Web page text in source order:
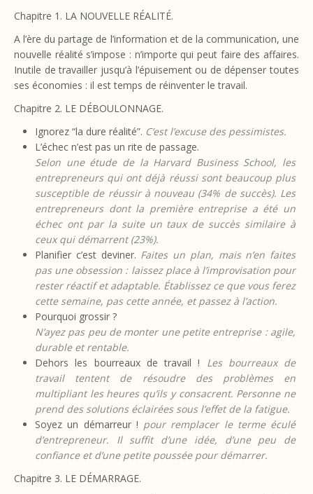
Chapitre 1. LA NOUVELLE RÉALITÉ.
A l’ère du partage de l’information et de la communication, une
nouvelle réalité s’impose : n’importe qui peut faire des affaires.
Inutile de travailler jusqu’à l’épuisement ou de dépenser toutes
ses économies : il est temps de réinventer le travail.
Chapitre 2. LE DÉBOULONNAGE.
Ignorez “la dure réalité”. C’est l’excuse des pessimistes.
L’échec n’est pas un rite de passage.
Selon une étude de la Harvard Business School, les
entrepreneurs qui ont déjà réussi sont beaucoup plus
susceptible de réussir à nouveau (34% de succès). Les
entrepreneurs dont la première entreprise a été un
échec ont par la suite un taux de succès similaire à
ceux qui démarrent (23%).
Planifier c’est deviner. Faites un plan, mais n’en faites
pas une obsession : laissez place à l’improvisation pour
rester réactif et adaptable. Établissez ce que vous ferez
cette semaine, pas cette année, et passez à l’action.
Pourquoi grossir ?
N’ayez pas peu de monter une petite entreprise : agile,
durable et rentable.
Dehors les bourreaux de travail ! Les bourreaux de
travail tentent de résoudre des problèmes en
multipliant les heures qu’ils y consacrent. Personne ne
prend des solutions éclairées sous l’effet de la fatigue.
Soyez un démarreur ! pour remplacer le terme éculé
d’entrepreneur. Il suffit d’une idée, d’une peu de
confiance et d’une petite poussée pour démarrer.
Chapitre 3. LE DÉMARRAGE.